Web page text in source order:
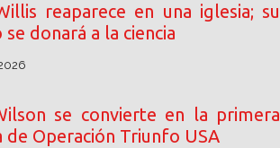
reaparece en una iglesia; su
donará a la ciencia
se convierte en la primera
de Operación Triunfo USA